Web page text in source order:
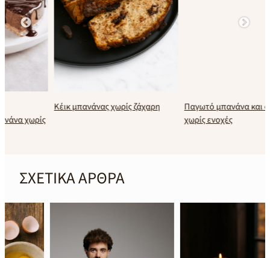
Κέικ μπανάνας χωρίς ζάχαρη
Παγωτό μπανάνα και φουντούκι
χωρίς ενοχές
ΣΧΕΤΙΚΑ ΑΡΘΡΑ